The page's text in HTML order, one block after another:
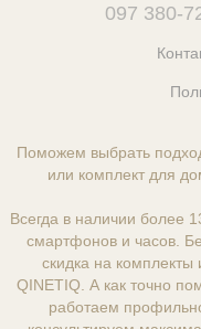
097 380-
Поможем выбрать
или комплект для
Всегда в наличии более
смартфонов и часов.
скидка на
QINETIQ. А как точно
работаем